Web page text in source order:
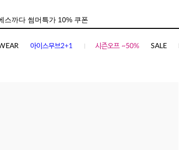
아이스무브2+1 시즌오프 ~50% SALE